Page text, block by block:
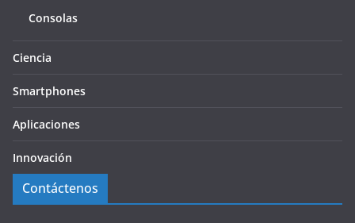
Consolas
Ciencia
Smartphones
Aplicaciones
Innovación
Contáctenos